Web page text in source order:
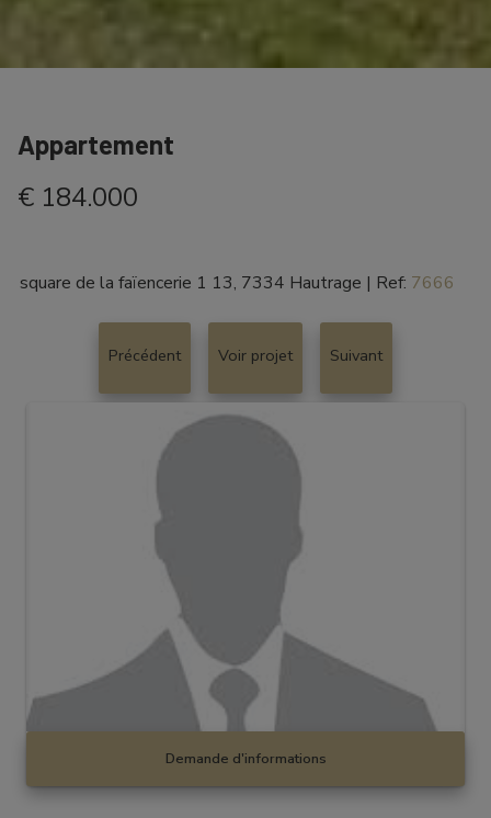
Appartement
€ 184.000
square de la faïencerie 1 13, 7334 Hautrage | Ref: 7666
Précédent Voir projet Suivant
Demande d'informations